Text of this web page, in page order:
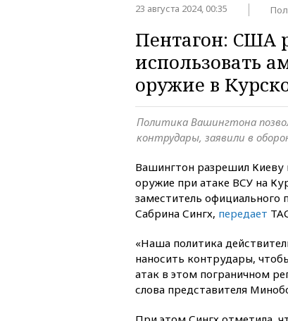
23 августа 2024, 00:35
Пентагон: США
использовать
оружие в
Политика Вашингтона
контрудары, заявили в
Вашингтон разрешил Киеву
оружие при атаке ВСУ на
заместитель официального
Сабрина Сингх, передает
«Наша политика
наносить контрудары,
атак в этом пограничном
слова представителя